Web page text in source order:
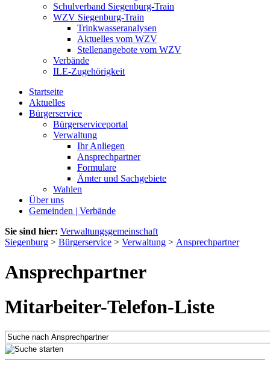
Schulverband Siegenburg-Train
WZV Siegenburg-Train
Trinkwasseranalysen
Aktuelles vom WZV
Stellenangebote vom WZV
Verbände
ILE-Zugehörigkeit
Startseite
Aktuelles
Bürgerservice
Bürgerserviceportal
Verwaltung
Ihr Anliegen
Ansprechpartner
Formulare
Ämter und Sachgebiete
Wahlen
Über uns
Gemeinden | Verbände
Sie sind hier: Verwaltungsgemeinschaft
Siegenburg > Bürgerservice > Verwaltung > Ansprechpartner
Ansprechpartner
Mitarbeiter-Telefon-Liste